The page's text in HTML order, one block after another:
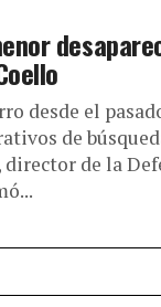
desde el
de
director de la